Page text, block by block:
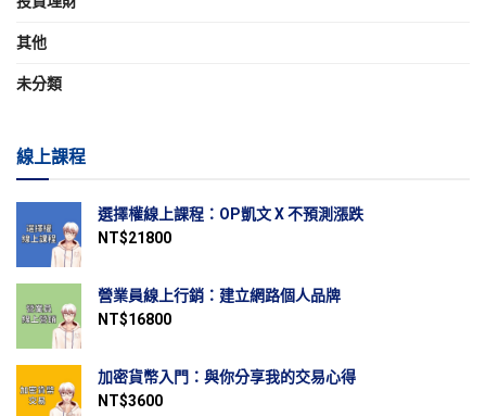
其他
未分類
線上課程
選擇權線上課程：OP凱文 X 不預測漲跌
NT$21800
營業員線上行銷：建立網路個人品牌
NT$16800
加密貨幣入門：與你分享我的交易心得
NT$3600